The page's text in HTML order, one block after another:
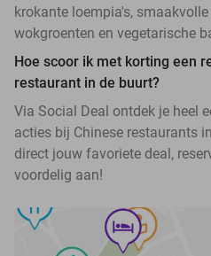
krokante loempia's,
wokgroenten en vegetarische
Hoe scoor ik met korting een
restaurant in de buurt?
Via Social Deal ontdek je heel
acties bij Chinese restaurants
direct jouw favoriete deal,
voordelig aan!